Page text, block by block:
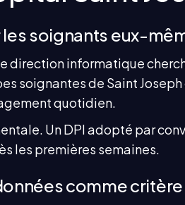
soignants eux-
direction informatique
soignantes de Saint
quotidien.
Un DPI adopté par
les premières semaines.
comme